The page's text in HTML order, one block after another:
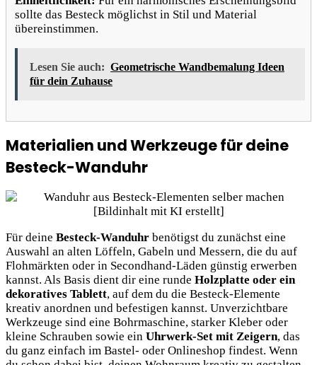
sollte das Besteck möglichst in Stil und Material
übereinstimmen.
Lesen Sie auch: Geometrische Wandbemalung Ideen
für dein Zuhause
Materialien und Werkzeuge für deine
Besteck-Wanduhr
Für deine Besteck-Wanduhr benötigst du zunächst eine
Auswahl an alten Löffeln, Gabeln und Messern, die du auf
Flohmärkten oder in Secondhand-Läden günstig erwerben
kannst. Als Basis dient dir eine runde Holzplatte oder ein
dekoratives Tablett, auf dem du die Besteck-Elemente
kreativ anordnen und befestigen kannst. Unverzichtbare
Werkzeuge sind eine Bohrmaschine, starker Kleber oder
kleine Schrauben sowie ein Uhrwerk-Set mit Zeigern, das
du ganz einfach im Bastel- oder Onlineshop findest. Wenn